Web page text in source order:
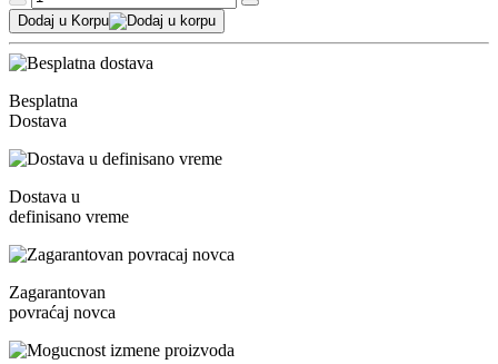
Dodaj u Korpu
Besplatna
Dostava
Dostava u
definisano vreme
Zagarantovan
povraćaj novca